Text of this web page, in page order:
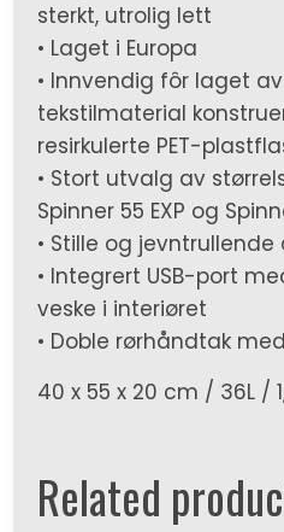
sterkt, utrolig lett
• Laget i Europa
• Innvendig fôr laget
tekstilmaterial
resirkulerte PET-
• Stort utvalg av
Spinner 55 EXP og
• Stille og
• Integrert USB-port
veske i interiøret
• Doble rørhåndtak
40 x 55 x 20 cm / 36L /
Related